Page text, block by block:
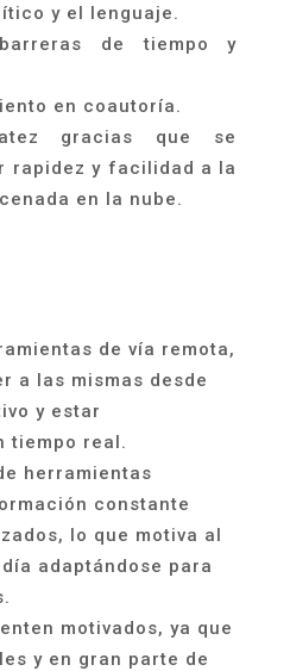
y el lenguaje.
de tiempo y
en coautoría.
gracias que se
rapidez y facilidad a la
en la nube.
de vía remota,
a las mismas desde
y estar
tiempo real.
herramientas
constante
lo que motiva al
adaptándose para
motivados, ya que
y en gran parte de